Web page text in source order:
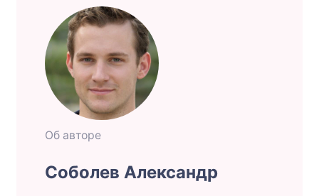
Об авторе
Соболев Александр